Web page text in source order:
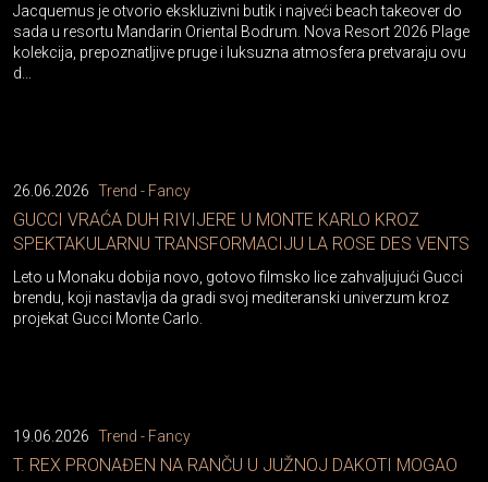
Jacquemus je otvorio ekskluzivni butik i najveći beach takeover do
sada u resortu Mandarin Oriental Bodrum. Nova Resort 2026 Plage
kolekcija, prepoznatljive pruge i luksuzna atmosfera pretvaraju ovu
d...
26.06.2026 Trend - Fancy
GUCCI VRAĆA DUH RIVIJERE U MONTE KARLO KROZ
SPEKTAKULARNU TRANSFORMACIJU LA ROSE DES VENTS
Leto u Monaku dobija novo, gotovo filmsko lice zahvaljujući Gucci
brendu, koji nastavlja da gradi svoj mediteranski univerzum kroz
projekat Gucci Monte Carlo.
19.06.2026 Trend - Fancy
T. REX PRONAĐEN NA RANČU U JUŽNOJ DAKOTI MOGAO